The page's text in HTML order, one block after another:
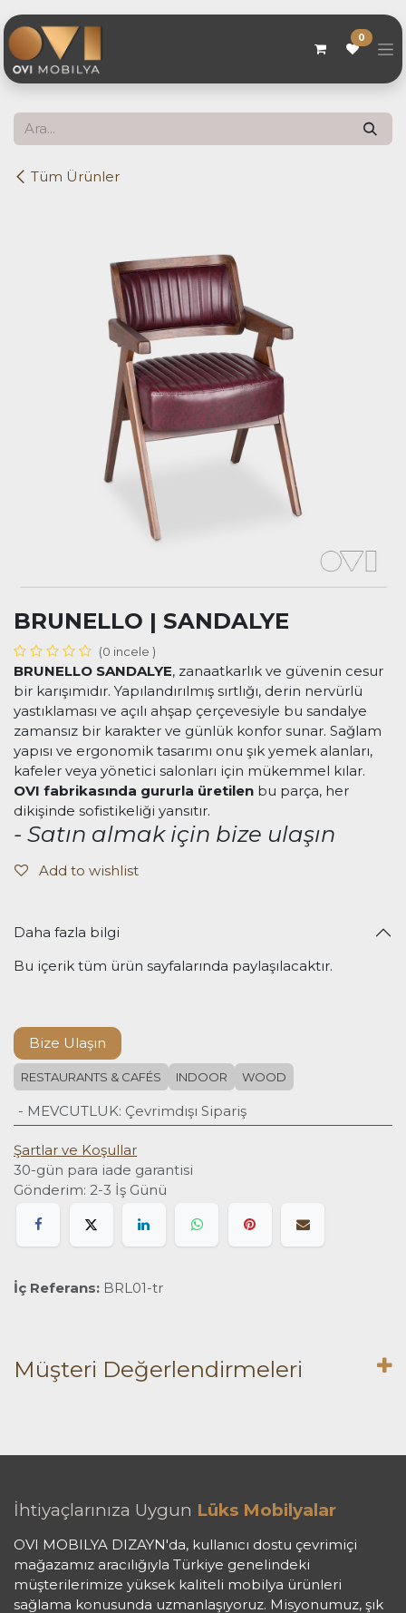
0
Tüm Ürünler
BRUNELLO | SANDALYE
(0 incele )
BRUNELLO SANDALYE, zanaatkarlık ve güvenin cesur
bir karışımıdır. Yapılandırılmış sırtlığı, derin nervürlü
yastıklaması ve açılı ahşap çerçevesiyle bu sandalye
zamansız bir karakter ve günlük konfor sunar. Sağlam
yapısı ve ergonomik tasarımı onu şık yemek alanları,
kafeler veya yönetici salonları için mükemmel kılar.
OVI fabrikasında gururla üretilen bu parça, her
dikişinde sofistikeliği yansıtır.
- Satın almak için bize ulaşın
Add to wishlist
Daha fazla bilgi
Bu içerik tüm ürün sayfalarında paylaşılacaktır.
Bize Ulaşın
RESTAURANTS & CAFÉS INDOOR WOOD
- MEVCUTLUK: Çevrimdışı Sipariş
Şartlar ve Koşullar
30-gün para iade garantisi
Gönderim: 2-3 İş Günü
İç Referans: BRL01-tr
Müşteri Değerlendirmeleri
İhtiyaçlarınıza Uygun Lüks Mobilyalar
OVI MOBILYA DIZAYN'da, kullanıcı dostu çevrimiçi
mağazamız aracılığıyla Türkiye genelindeki
müşterilerimize yüksek kaliteli mobilya ürünleri
sağlama konusunda uzmanlaşıyoruz. Misyonumuz, şık